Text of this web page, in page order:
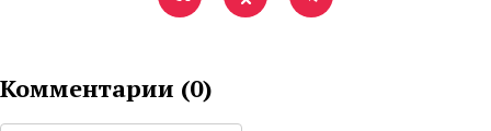
Комментарии (0)